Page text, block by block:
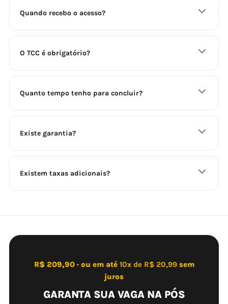
Quando recebo o acesso?
O TCC é obrigatório?
Quanto tempo tenho para concluir?
Existe garantia?
Existem taxas adicionais?
R$ 209,90 · ou em até 10x de R$ 20,99sem
juros
GARANTA SUA VAGA NA PÓS